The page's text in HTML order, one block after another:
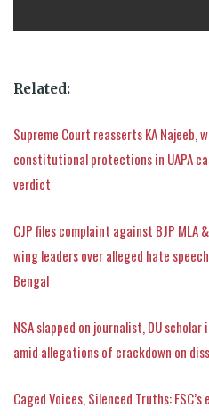
Related:
Supreme Court reasserts KA Najeeb,
constitutional protections in UAPA
verdict
CJP files complaint against BJP
wing leaders over alleged hate
Bengal
NSA slapped on journalist, DU
amid allegations of crackdown on
Caged Voices, Silenced Truths: